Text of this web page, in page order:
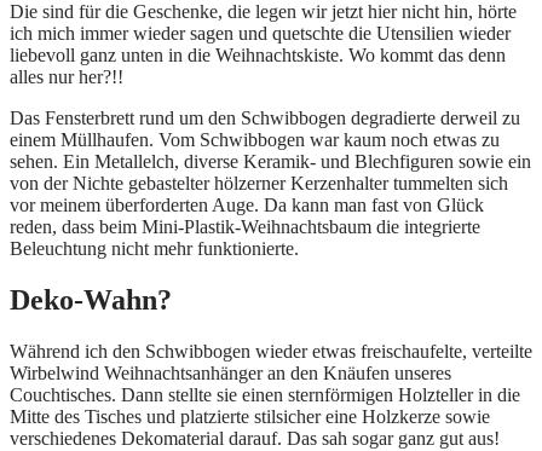
Die sind für die Geschenke, die legen wir jetzt hier nicht hin, hörte
ich mich immer wieder sagen und quetschte die Utensilien wieder
liebevoll ganz unten in die Weihnachtskiste. Wo kommt das denn
alles nur her?!!
Das Fensterbrett rund um den Schwibbogen degradierte derweil zu
einem Müllhaufen. Vom Schwibbogen war kaum noch etwas zu
sehen. Ein Metallelch, diverse Keramik- und Blechfiguren sowie ein
von der Nichte gebastelter hölzerner Kerzenhalter tummelten sich
vor meinem überforderten Auge. Da kann man fast von Glück
reden, dass beim Mini-Plastik-Weihnachtsbaum die integrierte
Beleuchtung nicht mehr funktionierte.
Deko-Wahn?
Während ich den Schwibbogen wieder etwas freischaufelte, verteilte
Wirbelwind Weihnachtsanhänger an den Knäufen unseres
Couchtisches. Dann stellte sie einen sternförmigen Holzteller in die
Mitte des Tisches und platzierte stilsicher eine Holzkerze sowie
verschiedenes Dekomaterial darauf. Das sah sogar ganz gut aus!